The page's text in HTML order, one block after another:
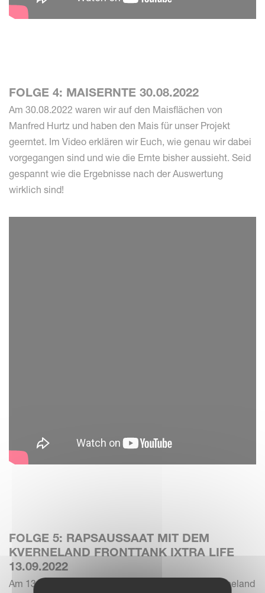
FOLGE 4: MAISERNTE 30.08.2022
Am 30.08.2022 waren wir auf den Maisflächen von
Manfred Hurtz und haben den Mais für unser Projekt
geerntet. Im Video erklären wir Euch, wie genau wir dabei
vorgegangen sind und wie die Ernte bisher aussieht. Seid
gespannt wie die Ergebnisse nach der Auswertung
wirklich sind!
FOLGE 5: RAPSAUSSAAT MIT DEM
KVERNELAND FRONTTANK IXTRA LIFE
13.09.2022
Am 13.09.2022 haben wir mit der Sämaschine Kverneland